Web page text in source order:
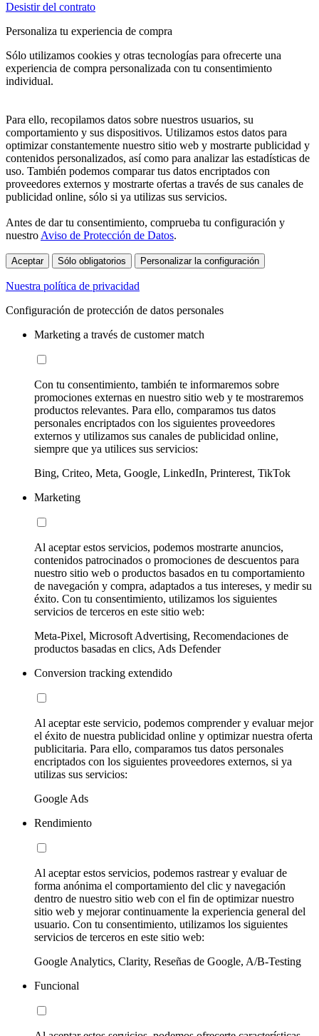
Desistir del contrato
Personaliza tu experiencia de compra
Sólo utilizamos cookies y otras tecnologías para ofrecerte una
experiencia de compra personalizada con tu consentimiento
individual.
Para ello, recopilamos datos sobre nuestros usuarios, su
comportamiento y sus dispositivos. Utilizamos estos datos para
optimizar constantemente nuestro sitio web y mostrarte publicidad y
contenidos personalizados, así como para analizar las estadísticas de
uso. También podemos comparar tus datos encriptados con
proveedores externos y mostrarte ofertas a través de sus canales de
publicidad online, sólo si ya utilizas sus servicios.
Antes de dar tu consentimiento, comprueba tu configuración y
nuestro Aviso de Protección de Datos.
Aceptar Sólo obligatorios Personalizar la configuración
Nuestra política de privacidad
Configuración de protección de datos personales
Marketing a través de customer match
Con tu consentimiento, también te informaremos sobre
promociones externas en nuestro sitio web y te mostraremos
productos relevantes. Para ello, comparamos tus datos
personales encriptados con los siguientes proveedores
externos y utilizamos sus canales de publicidad online,
siempre que ya utilices sus servicios:
Bing, Criteo, Meta, Google, LinkedIn, Printerest, TikTok
Marketing
Al aceptar estos servicios, podemos mostrarte anuncios,
contenidos patrocinados o promociones de descuentos para
nuestro sitio web o productos basados en tu comportamiento
de navegación y compra, adaptados a tus intereses, y medir su
éxito. Con tu consentimiento, utilizamos los siguientes
servicios de terceros en este sitio web:
Meta-Pixel, Microsoft Advertising, Recomendaciones de
productos basadas en clics, Ads Defender
Conversion tracking extendido
Al aceptar este servicio, podemos comprender y evaluar mejor
el éxito de nuestra publicidad online y optimizar nuestra oferta
publicitaria. Para ello, comparamos tus datos personales
encriptados con los siguientes proveedores externos, si ya
utilizas sus servicios:
Google Ads
Rendimiento
Al aceptar estos servicios, podemos rastrear y evaluar de
forma anónima el comportamiento del clic y navegación
dentro de nuestro sitio web con el fin de optimizar nuestro
sitio web y mejorar continuamente la experiencia general del
usuario. Con tu consentimiento, utilizamos los siguientes
servicios de terceros en este sitio web:
Google Analytics, Clarity, Reseñas de Google, A/B-Testing
Funcional